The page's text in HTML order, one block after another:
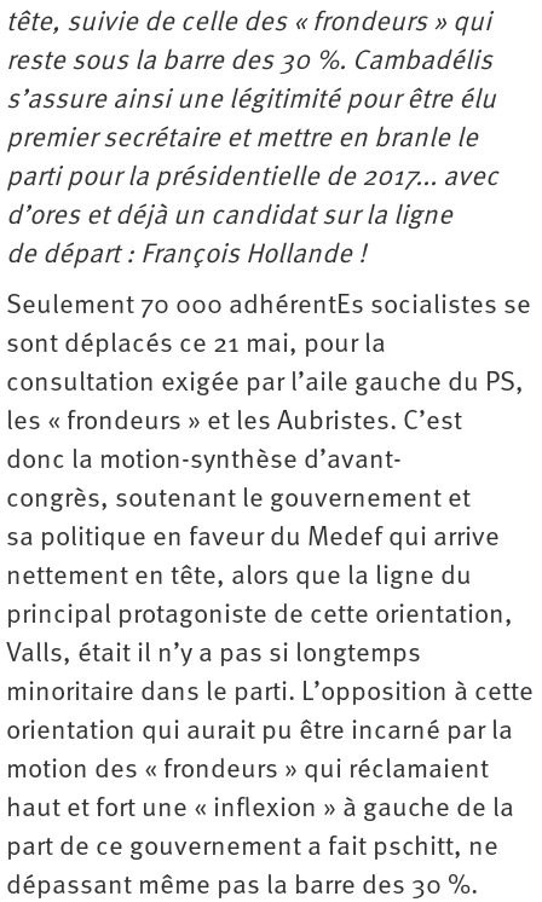
tête, suivie de celle des « frondeurs » qui
reste sous la barre des 30 %. Cambadélis
s’assure ainsi une légitimité pour être élu
premier secrétaire et mettre en branle le
parti pour la présidentielle de 2017... avec
d’ores et déjà un candidat sur la ligne
de départ : François Hollande !
Seulement 70 000 adhérentEs socialistes se
sont déplacés ce 21 mai, pour la
consultation exigée par l’aile gauche du PS,
les « frondeurs » et les Aubristes. C’est
donc la motion-synthèse d’avant-
congrès, soutenant le gouvernement et
sa politique en faveur du Medef qui arrive
nettement en tête, alors que la ligne du
principal protagoniste de cette orientation,
Valls, était il n’y a pas si longtemps
minoritaire dans le parti. L’opposition à cette
orientation qui aurait pu être incarné par la
motion des « frondeurs » qui réclamaient
haut et fort une « inflexion » à gauche de la
part de ce gouvernement a fait pschitt, ne
dépassant même pas la barre des 30 %.